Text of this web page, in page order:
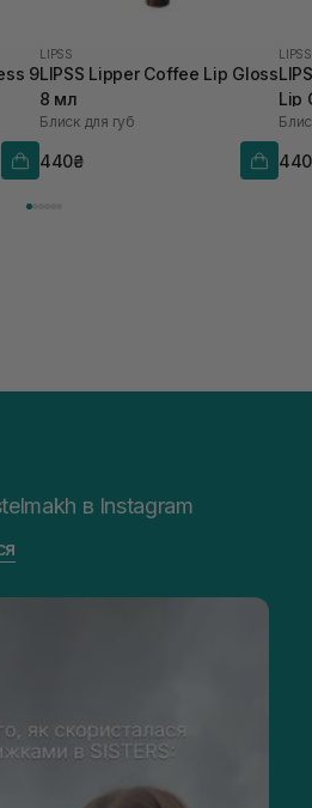
9
LIPSS
LIPSS Lipper Coffee Lip Gloss
8 мл
Блиск для губ
440₴
LIPSS
Lip
в Instagram